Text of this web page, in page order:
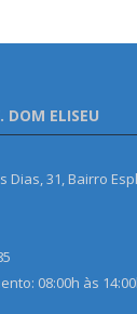
DOM ELISEU
Dias, 31, Bairro
08:00h às